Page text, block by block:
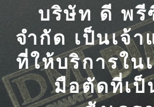
บริษัท ดี พ
จำกัด เป็นเจ้
ที่ให้บริการใน
มือตัดที่เป็